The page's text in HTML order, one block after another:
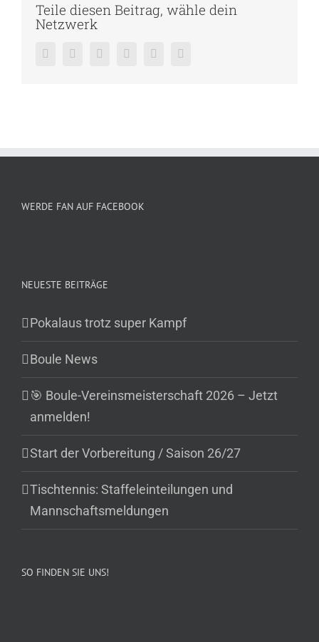
Teile diesen Beitrag, wähle dein
Netzwerk
FacebookTwitter Reddit LinkedInPinterest
WERDE FAN AUF FACEBOOK
NEUESTE BEITRÄGE
Pokalaus trotz super Kampf
Boule News
🎯 Boule-Vereinsmeisterschaft 2026 – Jetzt
anmelden!
Start der Vorbereitung / Saison 26/27
Tischtennis: Staffeleinteilungen und
Mannschaftsmeldungen
SO FINDEN SIE UNS!